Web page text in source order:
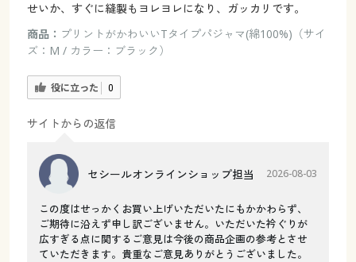
せいか、すぐに縫製もヨレヨレになり、ガッカリです。
商品： プリントがかわいいTタイプパジャマ(綿100%)（サイ
ズ：M / カラー：ブラック）
役に立った 0
サイトからの返信
セシールオンラインショップ担当 2026-08-03
この度はせっかくお買い上げいただいたにもかかわらず、
ご期待に沿えず申し訳ございません。いただいた衿ぐりが
広すぎる点に関するご意見は今後の商品企画の参考とさせ
ていただきます。貴重なご意見ありがとうございました。